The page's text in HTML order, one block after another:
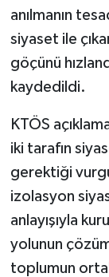
anılmanın
siyaset ile
göçünü
kaydedildi.
KTÖS
iki tarafın
gerektiği
izolasyon
anlayışıyla
yolunun
toplumun